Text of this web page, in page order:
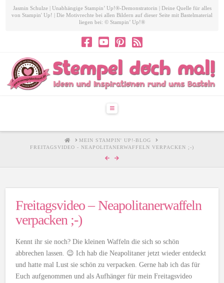
Jasmin Schulze | Unabhängige Stampin’ Up!®-Demonstratorin | Deine Quelle für alles
von Stampin' Up! | Die Motivrechte bei allen Bildern auf dieser Seite mit Bastelmaterial
liegen bei: © Stampin’ Up!®
Navigation
HOMEMEIN STAMPIN' UP!-BLOG
FREITAGSVIDEO - NEAPOLITANERWAFFELN VERPACKEN ;-)
Freitagsvideo – Neapolitanerwaffeln
verpacken ;-)
Kennt ihr sie noch? Die kleinen Waffeln die sich so schön
abbrechen lassen. 😉 Ich hab die Neapolitaner jetzt wieder entdeckt
und hatte mal Lust sie schön zu verpacken. Gerne hab ich das für
Euch aufgenommen und als Aufhänger für mein Freitagsvideo